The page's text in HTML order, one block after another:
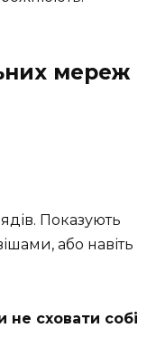
мереж
Показують
або навіть
не сховати собі